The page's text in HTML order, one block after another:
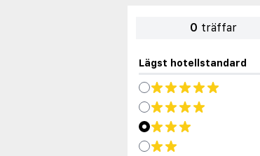
0 träffar
Lägst hotellstandard